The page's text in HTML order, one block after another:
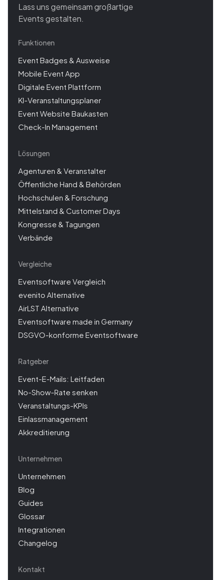
Lass uns gemeinsam großartige
Events gestalten.
Funktionen
Event Badges & Ausweise
Mobile Event App
Digitale Event Plattform
KI-Veranstaltungsplaner
Event Website Baukasten
Check-In Management
Lösungen
Agenturen & Veranstalter
Öffentliche Hand & Behörden
Hochschulen & Forschung
Mittelstand & Customer Days
Kongresse & Tagungen
Verbände
Vergleiche
Eventsoftware Vergleich
evenito Alternative
AirLST Alternative
Eventsoftware made in Germany
DSGVO-konforme Eventsoftware
Ratgeber
Event-E-Mails: Leitfaden
No-Show-Rate senken
Veranstaltungs-KPIs
Einlassmanagement
Akkreditierung
Unternehmen
Unternehmen
Blog
Guides
Glossar
Integrationen
Changelog
Kontakt